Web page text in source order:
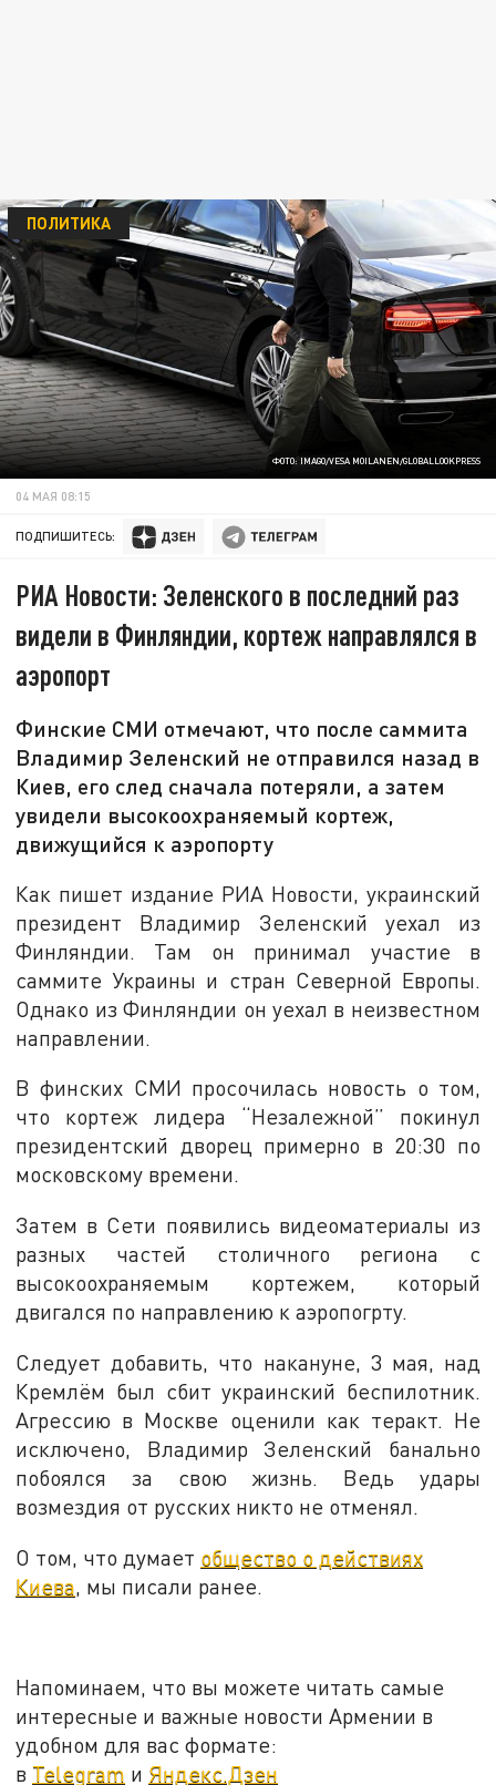
ФОТО: IMAGO/VESA MOILANEN/GLOBALLOOKPRESS
ПОЛИТИКА
04 МАЯ 08:15
ПОДПИШИТЕСЬ:
РИА Новости: Зеленского в последний раз
видели в Финляндии, кортеж направлялся в
аэропорт
Финские СМИ отмечают, что после саммита
Владимир Зеленский не отправился назад в
Киев, его след сначала потеряли, а затем
увидели высокоохраняемый кортеж,
движущийся к аэропорту
Как пишет издание РИА Новости, украинский
президент Владимир Зеленский уехал из
Финляндии. Там он принимал участие в
саммите Украины и стран Северной Европы.
Однако из Финляндии он уехал в неизвестном
направлении.
В финских СМИ просочилась новость о том,
что кортеж лидера “Незалежной” покинул
президентский дворец примерно в 20:30 по
московскому времени.
Затем в Сети появились видеоматериалы из
разных частей столичного региона с
высокоохраняемым кортежем, который
двигался по направлению к аэропогрту.
Следует добавить, что накануне, 3 мая, над
Кремлём был сбит украинский беспилотник.
Агрессию в Москве оценили как теракт. Не
исключено, Владимир Зеленский банально
побоялся за свою жизнь. Ведь удары
возмездия от русских никто не отменял.
О том, что думает общество о действиях
Киева , мы писали ранее.
Напоминаем, что вы можете читать самые
интересные и важные новости Армении в
удобном для вас формате:
в Telegram и Яндекс.Дзен